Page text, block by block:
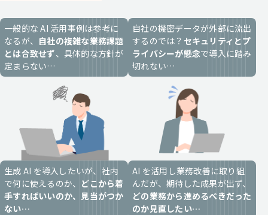
一般的な AI 活用事例は参考に
なるが、 自社の複雑な業務課題
とは合致せず、具体的な方針が
定まらない…
自社の機密データが外部に流出
するのでは？ セキュリティとプ
ライバシーが懸念で導入に踏み
切れない…
生成 AI を導入したいが、 社内
で何に使えるのか、 どこから着
手すればいいのか、見当がつか
ない…
AI を活用し業務改善に取り組
んだが、期待した成果が出ず、
どの業務から進めるべきだった
のか見直したい…